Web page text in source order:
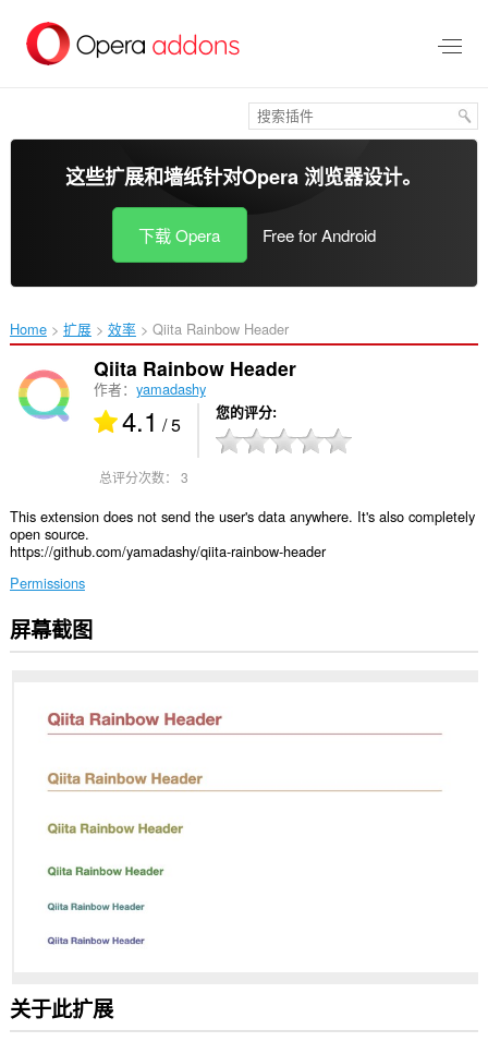
这些扩展和墙纸针对Opera 浏览器设计。
下载 Opera Free for Android
Home 扩展 效率 Qiita Rainbow Header‎
Qiita Rainbow Header
作者： yamadashy
4.1 / 5 您的评分
总评分次数： 3
This extension does not send the user's data anywhere. It's also completely
open source.
https://github.com/yamadashy/qiita-rainbow-header
Permissions
此
扩
屏幕截图
关于此扩展